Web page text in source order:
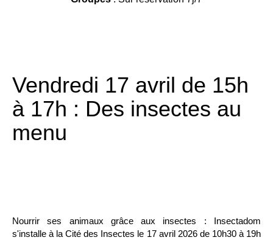
Vendredi 17 avril de 15h
à 17h : Des insectes au
menu
Nourrir ses animaux grâce aux insectes : Insectadom
s'installe à la Cité des Insectes le 17 avril 2026 de 10h30 à 19h